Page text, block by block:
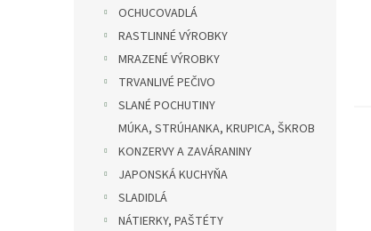
OCHUCOVADLÁ
RASTLINNÉ VÝROBKY
MRAZENÉ VÝROBKY
TRVANLIVÉ PEČIVO
SLANÉ POCHUTINY
MÚKA, STRÚHANKA, KRUPICA, ŠKROB
KONZERVY A ZAVÁRANINY
JAPONSKÁ KUCHYŇA
SLADIDLÁ
NÁTIERKY, PAŠTÉTY